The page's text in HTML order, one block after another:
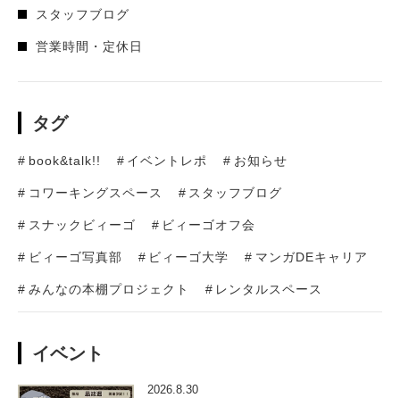
スタッフブログ
営業時間・定休日
タグ
book&talk!! イベントレポ お知らせ
コワーキングスペース スタッフブログ
スナックビィーゴ ビィーゴオフ会
ビィーゴ写真部 ビィーゴ大学 マンガDEキャリア
みんなの本棚プロジェクト レンタルスペース
イベント
2026.8.30